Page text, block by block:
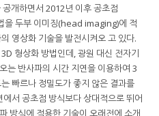
개하면서 2012년 이후 공초점
을 두부 이미징(head imaging)에 적
영상화 기술을 발전시켜오 고 있다.
형상화 방법인데, 광원 대신 전자기
는 반사파의 시간 지연을 이용하여 3
빠르나 정밀도가 좋지 않은 결과를
서 공초점 방식보다 상대적으로 뛰어
방식에 적용한 기술이 오래전에 소개